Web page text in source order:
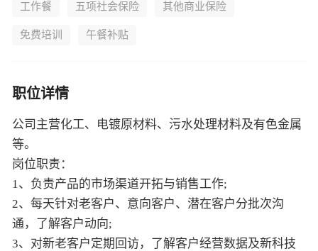
工作餐 五项社会保险 其他商业保险
免费培训 午餐补贴
职位详情
公司主营化工、电镀原材料、污水处理材料及有色金属
等。
岗位职责：
1、负责产品的市场渠道开拓与销售工作;
2、每天针对老客户、意向客户、潜在客户分批次沟
通，了解客户动向;
3、对新老客户定期回访，了解客户经营数据及新科技